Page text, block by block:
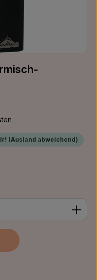
(Ausland abweichend)
Wert ein